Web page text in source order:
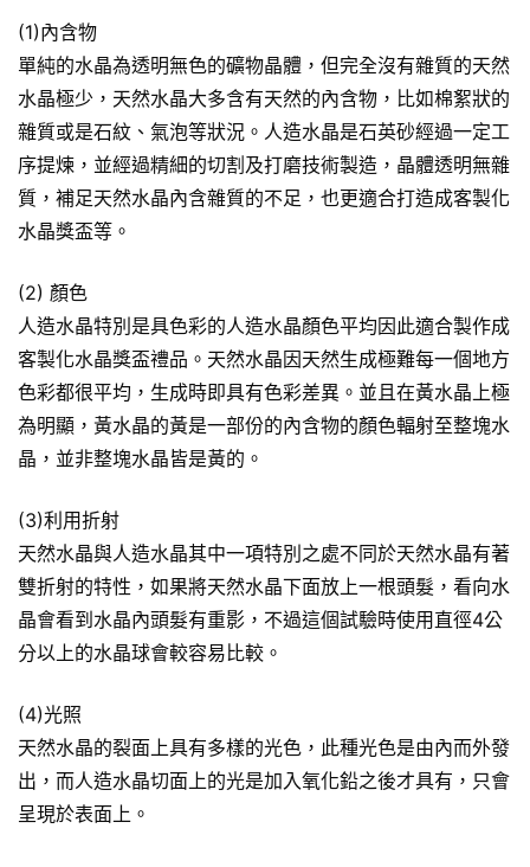
(1)內含物
單純的水晶為透明無色的礦物晶體，但完全沒有雜質的天然
水晶極少，天然水晶大多含有天然的內含物，比如棉絮狀的
雜質或是石紋、氣泡等狀況。人造水晶是石英砂經過一定工
序提煉，並經過精細的切割及打磨技術製造，晶體透明無雜
質，補足天然水晶內含雜質的不足，也更適合打造成客製化
水晶獎盃等。
(2) 顏色
人造水晶特別是具色彩的人造水晶顏色平均因此適合製作成
客製化水晶獎盃禮品。天然水晶因天然生成極難每一個地方
色彩都很平均，生成時即具有色彩差異。並且在黃水晶上極
為明顯，黃水晶的黃是一部份的內含物的顏色輻射至整塊水
晶，並非整塊水晶皆是黃的。
(3)利用折射
天然水晶與人造水晶其中一項特別之處不同於天然水晶有著
雙折射的特性，如果將天然水晶下面放上一根頭髮，看向水
晶會看到水晶內頭髮有重影，不過這個試驗時使用直徑4公
分以上的水晶球會較容易比較。
(4)光照
天然水晶的裂面上具有多樣的光色，此種光色是由內而外發
出，而人造水晶切面上的光是加入氧化鉛之後才具有，只會
呈現於表面上。